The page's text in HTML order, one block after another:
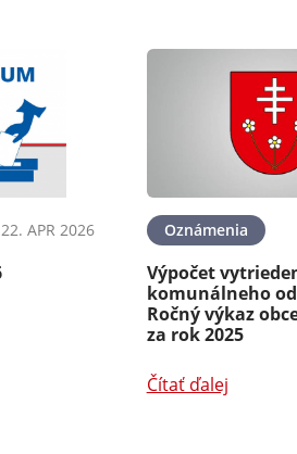
22. APR 2026 Oznámenia
Výpočet
komunálneho
Ročný výkaz
za rok 2025
Čítať ďalej